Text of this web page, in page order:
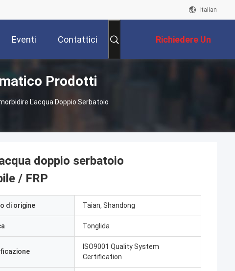
Italian
Eventi Contattici Richiedere Un
Preventivo
Prodotti
L'acqua Doppio Serbatoio
doppio serbatoio
/ FRP
di origine Taian, Shandong
Tonglida
ISO9001 Quality System
Certification